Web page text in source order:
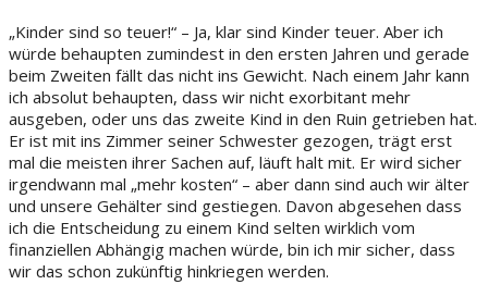
„Kinder sind so teuer!“ – Ja, klar sind Kinder teuer. Aber ich
würde behaupten zumindest in den ersten Jahren und gerade
beim Zweiten fällt das nicht ins Gewicht. Nach einem Jahr kann
ich absolut behaupten, dass wir nicht exorbitant mehr
ausgeben, oder uns das zweite Kind in den Ruin getrieben hat.
Er ist mit ins Zimmer seiner Schwester gezogen, trägt erst
mal die meisten ihrer Sachen auf, läuft halt mit. Er wird sicher
irgendwann mal „mehr kosten“ – aber dann sind auch wir älter
und unsere Gehälter sind gestiegen. Davon abgesehen dass
ich die Entscheidung zu einem Kind selten wirklich vom
finanziellen Abhängig machen würde, bin ich mir sicher, dass
wir das schon zukünftig hinkriegen werden.